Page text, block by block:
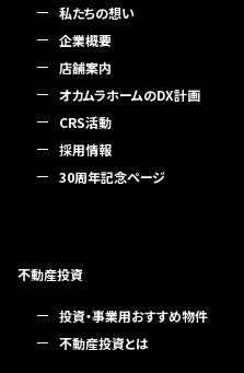
私たちの想い
企業概要
店舗案内
オカムラホームのDX計画
CRS活動
採用情報
30周年記念ページ
不動産投資
投資・事業用おすすめ物件
不動産投資とは